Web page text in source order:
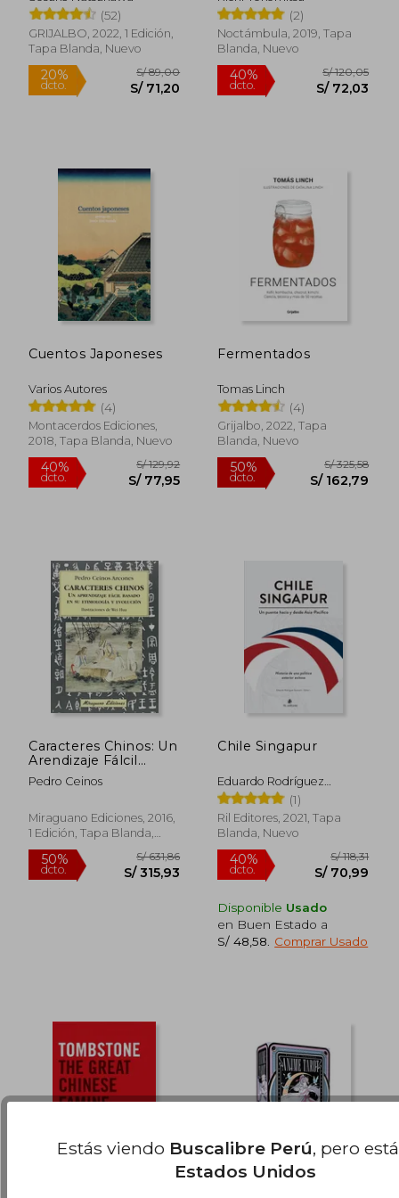
55% S/ 193,90 55%
(52)
GRIJALBO, 2022, 1 Edición,
Tapa Blanda, Nuevo
Rápido
(2)
Noctámbula, 2019, Tapa
Blanda, Nuevo
40%
dcto.
Cuentos Japoneses
Varios Autores
(4)
Montacerdos Ediciones,
2018, Tapa Blanda, Nuevo
Fermentados
Tomas Linch
(4)
Grijalbo, 2022, Tapa
Blanda, Nuevo
Caracteres Chinos: Un
Arendizaje Fálcil
Basado en su
Etimología y
Pedro Ceinos
Miraguano Ediciones, 2016,
1 Edición, Tapa Blanda,
Nuevo
Chile Singapur
Eduardo Rodríguez
Guarachi
(1)
Ril Editores, 2021, Tapa
Blanda, Nuevo
Disponible Usado
en Buen Estado a
S/ 48,58
Comprar Usado
Estás viendo Buscalibre Perú, pero
Estados Unidos